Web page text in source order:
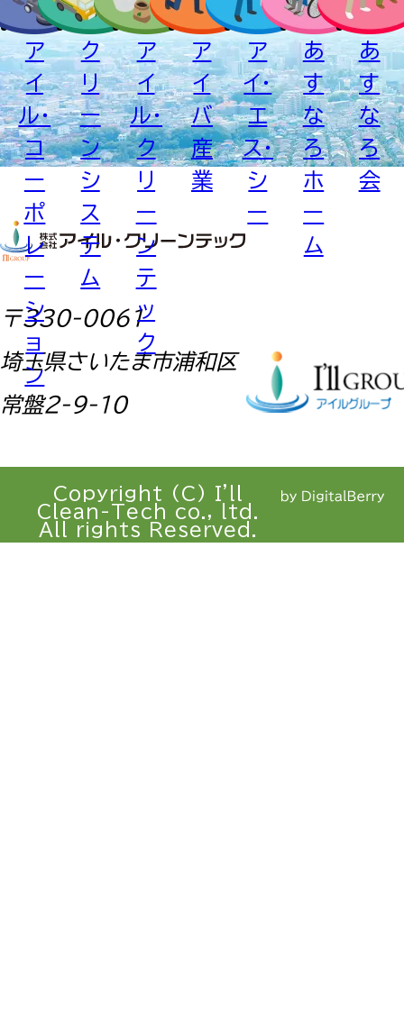
ア
イ
ル・
コ
ー
ポ
レ
ー
シ
ョ
ン
ク
リ
ー
ン
シ
ス
テ
ム
ア
イ
ル・
ク
リ
ー
ン
テ
ッ
ク
ア
イ
バ
産
業
ア
イ・
エ
ス・
シ
ー
あ
す
な
ろ
ホ
ー
ム
あ
す
な
ろ
会
〒330-0061
埼玉県さいたま市浦和区
常盤2-9-10
Copyright (C) I'll
Clean-Tech co., ltd.
All rights Reserved.